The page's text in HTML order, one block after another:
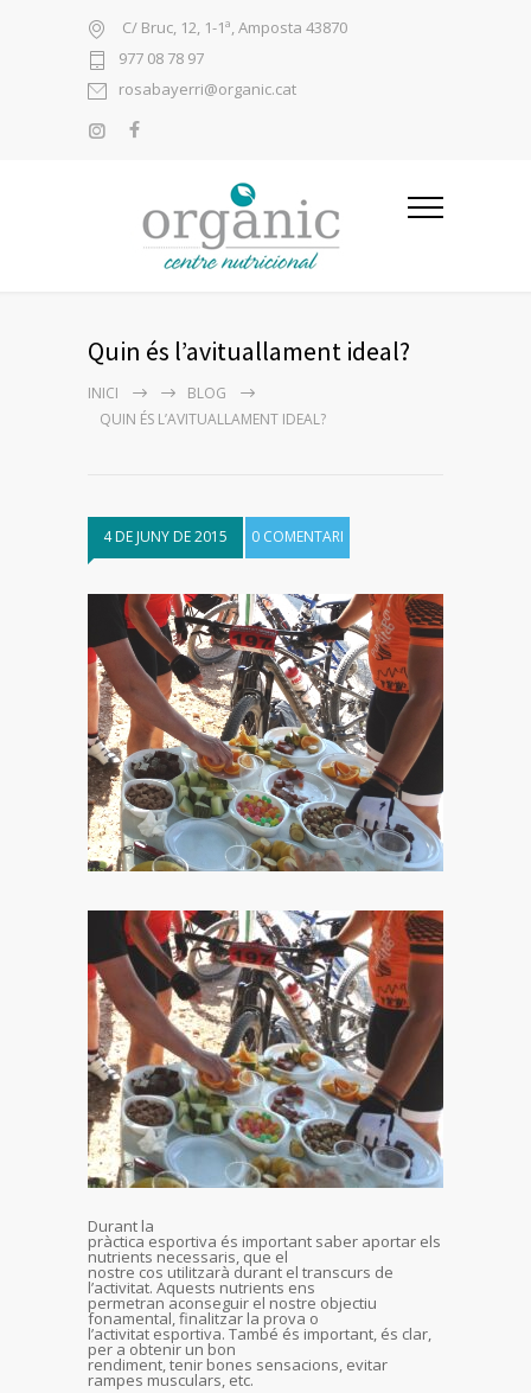
C/ Bruc, 12, 1-1ª, Amposta 43870
977 08 78 97
rosabayerri@organic.cat
Quin és l’avituallament ideal?
INICI
BLOG
QUIN ÉS L’AVITUALLAMENT IDEAL?
4 DE JUNY DE 2015 0 COMENTARI
Durant la
pràctica esportiva és important saber aportar els
nutrients necessaris, que el
nostre cos utilitzarà durant el transcurs de
l’activitat. Aquests nutrients ens
permetran aconseguir el nostre objectiu
fonamental, finalitzar la prova o
l’activitat esportiva. També és important, és clar,
per a obtenir un bon
rendiment, tenir bones sensacions, evitar
rampes musculars, etc.